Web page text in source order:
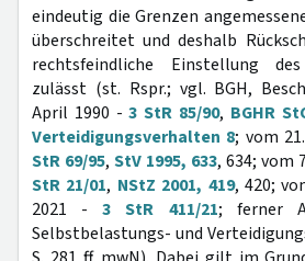
eindeutig die Grenzen
überschreitet und deshalb
rechtsfeindliche Einstellung
zulässt (st. Rspr.; vgl. BGH,
April 1990 -3 StR 85/90, BGHR
Verteidigungsverhalten 8; vom
StR 69/95, StV 1995, 633, 634; vom
StR 21/01, NStZ 2001, 419, 420;
2021 -3 StR 411/21; ferner
Selbstbelastungs- und